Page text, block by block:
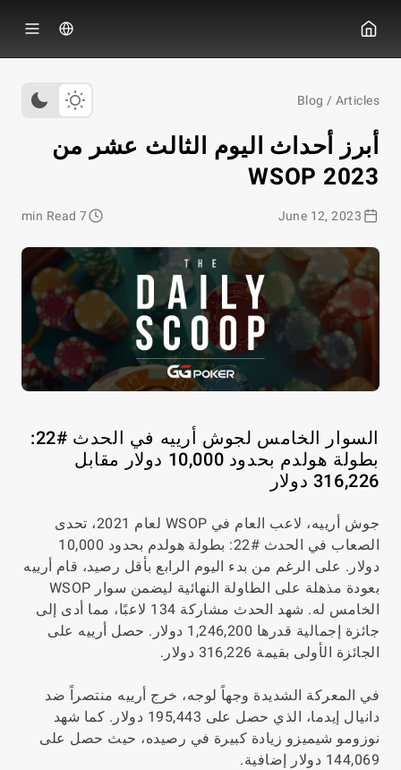
Blog / Articles
أبرز أحداث اليوم الثالث عشر من
WSOP 2023
June 12, 2023
7 min Read
السوار الخامس لجوش أرييه في الحدث #22:
بطولة هولدم بحدود 10,000 دولار مقابل
316,226 دولار
جوش أرييه، لاعب العام في WSOP لعام 2021، تحدى
الصعاب في الحدث #22: بطولة هولدم بحدود 10,000
دولار. على الرغم من بدء اليوم الرابع بأقل رصيد، قام أرييه
بعودة مذهلة على الطاولة النهائية ليضمن سوار WSOP
الخامس له. شهد الحدث مشاركة 134 لاعبًا، مما أدى إلى
جائزة إجمالية قدرها 1,246,200 دولار. حصل أرييه على
الجائزة الأولى بقيمة 316,226 دولار.
في المعركة الشديدة وجهاً لوجه، خرج أرييه منتصراً ضد
دانيال إيدما، الذي حصل على 195,443 دولار. كما شهد
نوزومو شيميزو زيادة كبيرة في رصيده، حيث حصل على
144,069 دولار إضافية.